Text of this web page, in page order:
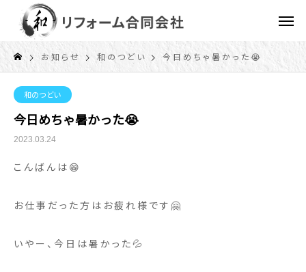
お知らせ 和のつどい 今日めちゃ暑かった😭
和のつどい
今日めちゃ暑かった😭
2023.03.24
こんばんは😁
お仕事だった方はお疲れ様です🤗
いやー、今日は暑かった💦